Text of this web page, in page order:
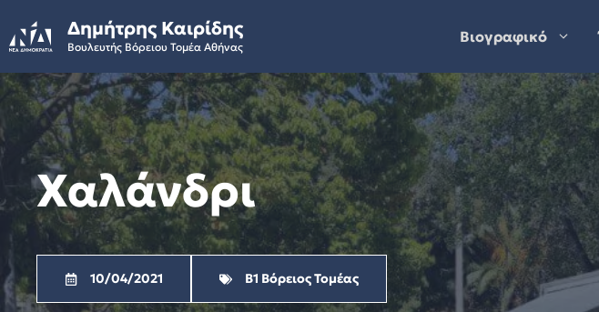
to
content
Δημήτρης Καιρίδης
Βουλευτής Βόρειου Τομέα Αθήνας
Βιογραφικό
Χαλάνδρι
10/04/2021 Β1 Βόρειος Τομέας